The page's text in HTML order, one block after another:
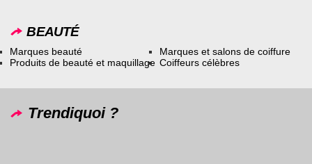
BEAUTÉ
Marques beauté
Produits de beauté et maquillage
Marques et salons de coiffure
Coiffeurs célèbres
Trendiquoi ?